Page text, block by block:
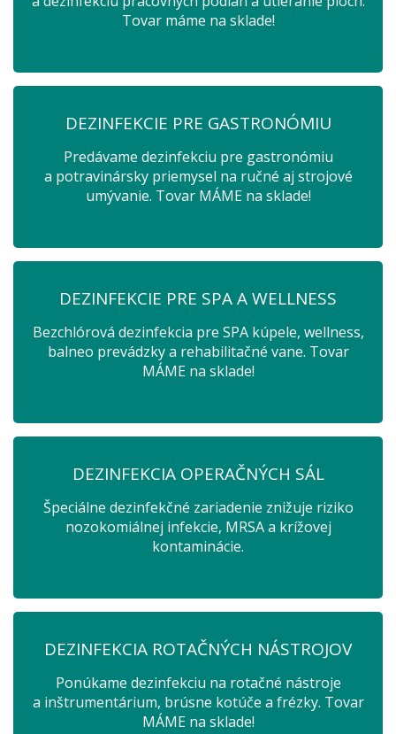
Tovar máme na sklade!
DEZINFEKCIE PRE GASTRONÓMIU
Predávame dezinfekciu pre gastronómiu
a potravinársky priemysel na ručné aj strojové
umývanie. Tovar MÁME na sklade!
DEZINFEKCIE PRE SPA A WELLNESS
Bezchlórová dezinfekcia pre SPA kúpele, wellness,
balneo prevádzky a rehabilitačné vane. Tovar
MÁME na sklade!
DEZINFEKCIA OPERAČNÝCH SÁL
Špeciálne dezinfekčné zariadenie znižuje riziko
nozokomiálnej infekcie, MRSA a krížovej
kontaminácie.
DEZINFEKCIA ROTAČNÝCH NÁSTROJOV
Ponúkame dezinfekciu na rotačné nástroje
a inštrumentárium, brúsne kotúče a frézky. Tovar
MÁME na sklade!